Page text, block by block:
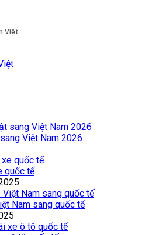
Việt Nam 2026
quốc tế
Nam sang quốc tế